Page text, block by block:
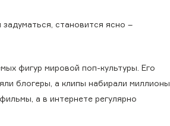
становится ясно –
фигур мировой поп-культуры. Его
блогеры, а клипы набирали миллионы
а в интернете регулярно